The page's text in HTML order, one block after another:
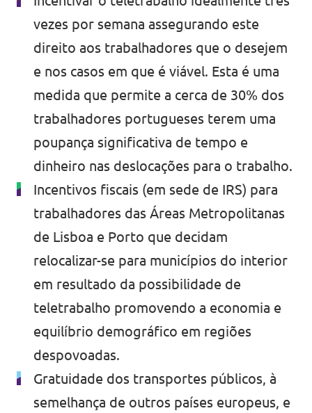
vezes por semana assegurando este
direito aos trabalhadores que o desejem
e nos casos em que é viável. Esta é uma
medida que permite a cerca de 30% dos
trabalhadores portugueses terem uma
poupança significativa de tempo e
dinheiro nas deslocações para o trabalho.
Incentivos fiscais (em sede de IRS) para
trabalhadores das Áreas Metropolitanas
de Lisboa e Porto que decidam
relocalizar-se para municípios do interior
em resultado da possibilidade de
teletrabalho promovendo a economia e
equilíbrio demográfico em regiões
despovoadas.
Gratuidade dos transportes públicos, à
semelhança de outros países europeus, e